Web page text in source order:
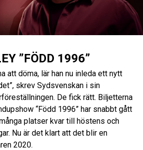
”FÖDD 1996”
att döma, lär han nu inleda ett nytt
skrev Sydsvenskan i sin
De fick rätt. Biljetterna
“Född 1996” har snabbt gått
platser kvar till höstens och
Nu är det klart att det blir en
2020.